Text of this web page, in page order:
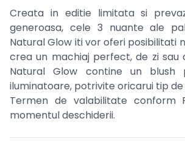
Creata in editie limitata si
generoasa, cele 3 nuante ale
Natural Glow iti vor oferi posibilitati
crea un machiaj perfect, de zi sau
Natural Glow contine un blush
iluminatoare, potrivite oricarui tip de
Termen de valabilitate conform
momentul deschiderii.